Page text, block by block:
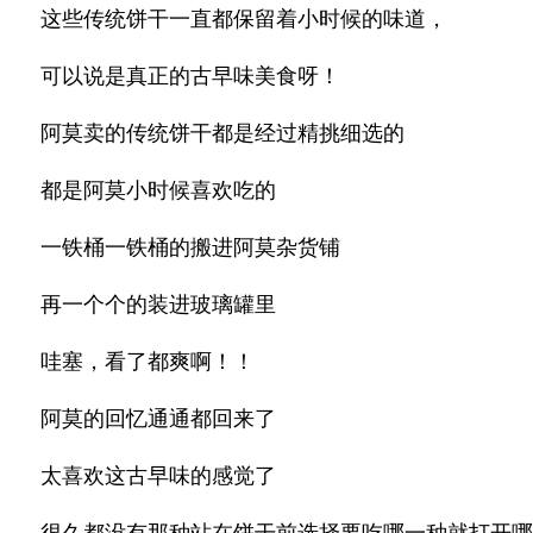
这些传统饼干一直都保留着小时候的味道，
可以说是真正的古早味美食呀！
阿莫卖的传统饼干都是经过精挑细选的
都是阿莫小时候喜欢吃的
一铁桶一铁桶的搬进阿莫杂货铺
再一个个的装进玻璃罐里
哇塞，看了都爽啊！！
阿莫的回忆通通都回来了
太喜欢这古早味的感觉了